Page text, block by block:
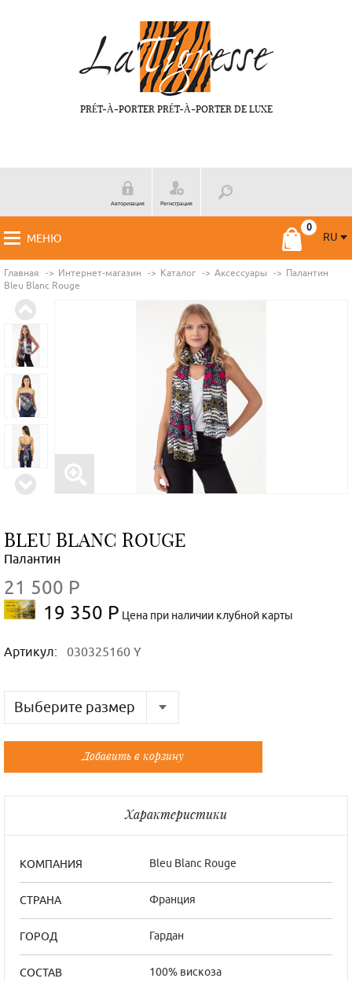
PRÉT-À-PORTER PRÉT-À-PORTER DE LUXE
Авторизация Регистрация
МЕНЮ
RU
Главная Интернет-магазин Каталог Аксессуары
Палантин
Bleu Blanc Rouge
BLEU BLANC ROUGE
Палантин
21 500 Р
19 350 Р Цена при наличии клубной карты
Артикул: 030325160 Y
Выберите размер
Русский
Французский
Универсальный
Универсальный
Универсальный
Универсальный
Добавить в корзину
Характеристики
КОМПАНИЯ Bleu Blanc Rouge
СТРАНА Франция
ГОРОД Гардан
СОСТАВ 100% вискоза